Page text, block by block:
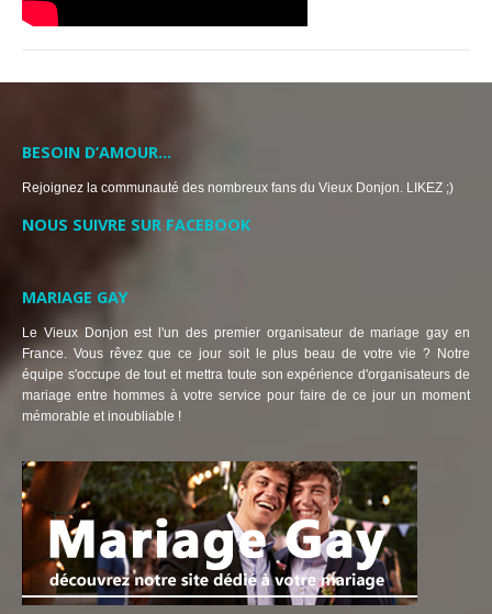
BESOIN D’AMOUR…
Rejoignez la communauté des nombreux fans du Vieux Donjon. LIKEZ ;)
NOUS SUIVRE SUR FACEBOOK
MARIAGE GAY
Le Vieux Donjon est l'un des premier organisateur de mariage gay en
France. Vous rêvez que ce jour soit le plus beau de votre vie ? Notre
équipe s'occupe de tout et mettra toute son expérience d'organisateurs de
mariage entre hommes à votre service pour faire de ce jour un moment
mémorable et inoubliable !